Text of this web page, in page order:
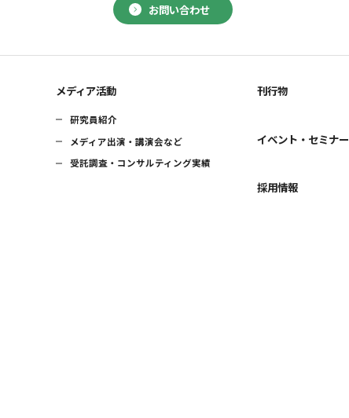
お問い合わせ
メディア活動
研究員紹介
メディア出演・講演会など
受託調査・コンサルティング実績
刊行物
イベント・セミナー
採用情報